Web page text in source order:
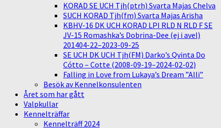
KORAD SE UCH Tjh(ptrh) Svarta Majas Chelva
SUCH KORAD Tjh(fm) Svarta Majas Arisha
KBHV-16 DK UCH KORAD LPI RLD N RLD F SE
JV-15 Romashka’s Dobrina-Dee (ej i avel)
201404-22–2023-09-25
SE UCH DK UCH Tjh(FM) Darko’s Qvinta Do
Cótto – Cotte (2008-09-19–2024-02-02)
Falling in Love from Lukaya’s Dream ”Alli”
Besök av Kennelkonsulenten
Året som har gått
Valpkullar
Kennelträffar
Kennelträff 2024